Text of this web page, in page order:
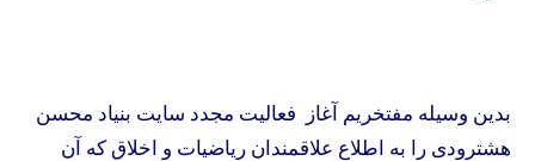
بدین وسیله مفتخریم آغاز فعالیت مجدد سایت بنیاد محسن
هشترودی را به اطلاع علاقمندان ریاضیات و اخلاق که آن